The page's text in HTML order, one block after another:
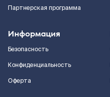
Партнерская программа
Информация
Безопасность
Конфиденциальность
Оферта